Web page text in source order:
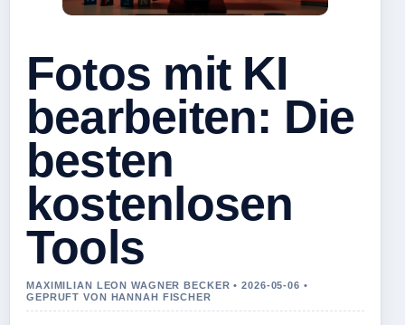
Fotos mit KI
bearbeiten: Die
besten
kostenlosen
Tools
MAXIMILIAN LEON WAGNER BECKER • 2026-05-06 •
GEPRUFT VON HANNAH FISCHER